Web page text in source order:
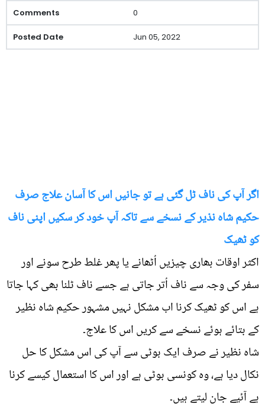
0
Jun 05, 2022
اگر آپ کی ناف ٹل گئی ہے تو جانیں اس کا آسان علاج صرف
حکیم شاہ نذیر کے نسخے سے تاکہ آپ خود کر سکیں اپنی ناف
کو ٹھیک
اکثر اوقات بھاری چیزیں اُٹھانے یا پھر غلط طرح سونے اور
سفر کی وجہ سے ناف اُتر جاتی ہے جسے ناف ٹلنا بھی کہا جاتا
ہے اس کو ٹھیک کرنا اب مشکل نہیں مشہور حکیم شاہ نظیر
کے بتائے ہوئے نسخے سے کریں اس کا علاج۔
شاہ نظیر نے صرف ایک بوٹی سے آپ کی اس مشکل کا حل
نکال دیا ہے، وہ کونسی بوٹی ہے اور اس کا استعمال کیسے کرنا
ہے آئیے جان لیتے ہیں۔